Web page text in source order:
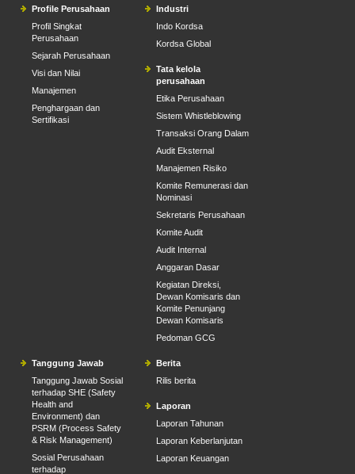
Profile Perusahaan
Profil Singkat
Perusahaan
Sejarah Perusahaan
Visi dan Nilai
Manajemen
Penghargaan dan
Sertifikasi
Industri
Indo Kordsa
Kordsa Global
Tata kelola
perusahaan
Etika Perusahaan
Sistem Whistleblowing
Transaksi Orang Dalam
Audit Eksternal
Manajemen Risiko
Komite Remunerasi dan
Nominasi
Sekretaris Perusahaan
Komite Audit
Audit Internal
Anggaran Dasar
Kegiatan Direksi,
Dewan Komisaris dan
Komite Penunjang
Dewan Komisaris
Pedoman GCG
Tanggung Jawab
Tanggung Jawab Sosial
terhadap SHE (Safety
Health and
Environment) dan
PSRM (Process Safety
& Risk Management)
Sosial Perusahaan
terhadap
Berita
Rilis berita
Laporan
Laporan Tahunan
Laporan Keberlanjutan
Laporan Keuangan